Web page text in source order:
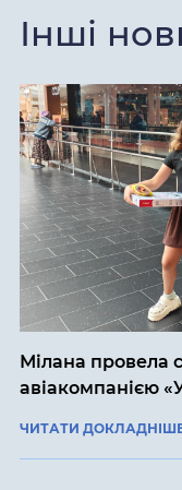
Інші
Мілана провела
авіакомпанією
ЧИТАТИ